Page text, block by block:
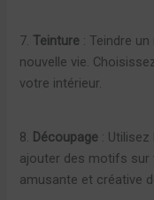
7. Teinture : Teindre
nouvelle vie.
votre intérieur.
8. Découpage :
ajouter des motifs sur
amusante et créative